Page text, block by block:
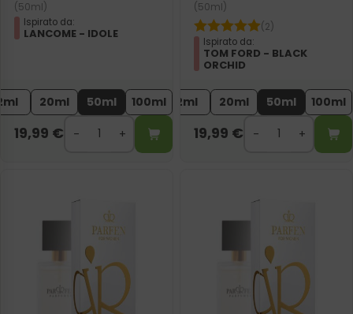
(50ml)
Ispirato da:
LANCOME - IDOLE
20ml 50ml 100ml
19,99 €
(50ml)
(2)
Ispirato da:
TOM FORD - BLACK
ORCHID
2ml 20ml 50ml 100ml
19,99 €